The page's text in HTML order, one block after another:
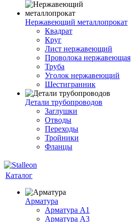
Нержавеющий металлопрокат
Квадрат
Круг
Лист нержавеющий
Проволока нержавеющая
Труба
Уголок нержавеющий
Шестигранник
Детали трубопроводов
Заглушки
Отводы
Переходы
Тройники
Фланцы
Каталог
Арматура
Арматура A1
Арматура А3